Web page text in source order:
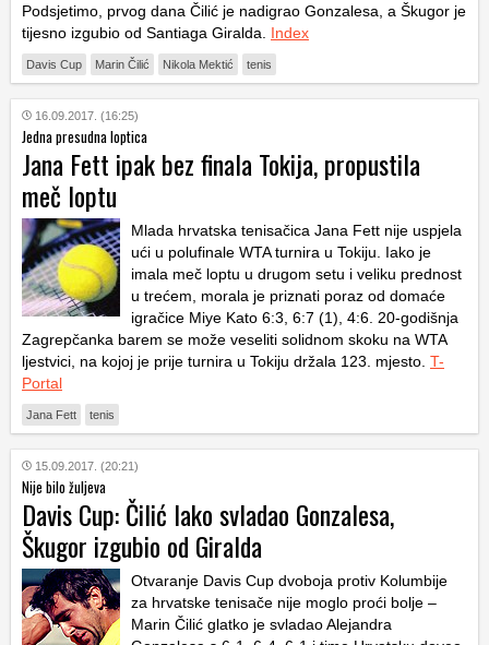
Podsjetimo, prvog dana Čilić je nadigrao Gonzalesa, a Škugor je
tijesno izgubio od Santiaga Giralda. Index
Davis Cup Marin Čilić Nikola Mektić tenis
16.09.2017. (16:25)
Jedna presudna loptica
Jana Fett ipak bez finala Tokija, propustila
meč loptu
Mlada hrvatska tenisačica Jana Fett nije uspjela
ući u polufinale WTA turnira u Tokiju. Iako je
imala meč loptu u drugom setu i veliku prednost
u trećem, morala je priznati poraz od domaće
igračice Miye Kato 6:3, 6:7 (1), 4:6. 20-godišnja
Zagrepčanka barem se može veseliti solidnom skoku na WTA
ljestvici, na kojoj je prije turnira u Tokiju držala 123. mjesto. T-
Portal
Jana Fett tenis
15.09.2017. (20:21)
Nije bilo žuljeva
Davis Cup: Čilić lako svladao Gonzalesa,
Škugor izgubio od Giralda
Otvaranje Davis Cup dvoboja protiv Kolumbije
za hrvatske tenisače nije moglo proći bolje –
Marin Čilić glatko je svladao Alejandra